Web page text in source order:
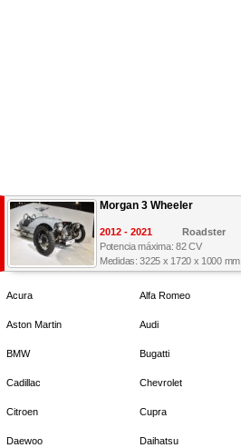
Morgan 3 Wheeler
2012 - 2021
Roadster
Potencia máxima: 82 CV
Medidas: 3225 x 1720 x 1000 mm
Acura Alfa Romeo
Aston Martin Audi
BMW Bugatti
Cadillac Chevrolet
Citroen Cupra
Daewoo Daihatsu